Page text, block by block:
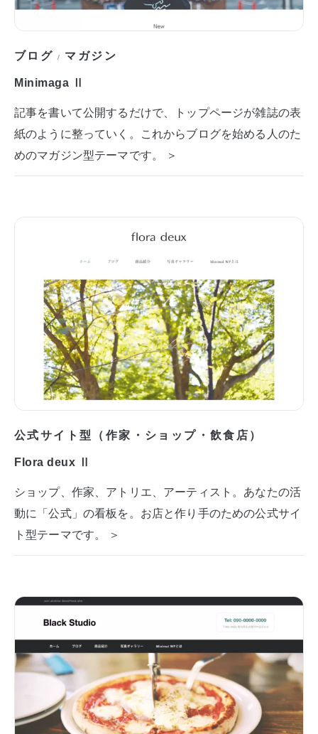
ブログ / マガジン
Minimaga Ⅱ
記事を書いて公開するだけで、トップページが雑誌の表
紙のように整っていく。これからブログを始める人のた
めのマガジン型テーマです。 ＞
公式サイト型（作家・ショップ・飲食店）
Flora deux Ⅱ
ショップ、作家、アトリエ、アーティスト。あなたの活
動に「公式」の看板を。お店と作り手のための公式サイ
ト型テーマです。 ＞